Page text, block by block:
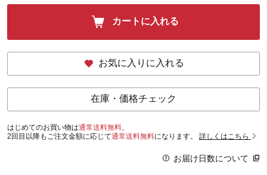
カートに入れる
お気に入りに入れる
在庫・価格チェック
はじめてのお買い物は通常送料無料。
2回目以降もご注文金額に応じて通常送料無料になります。 詳しくはこちら
お届け日数について